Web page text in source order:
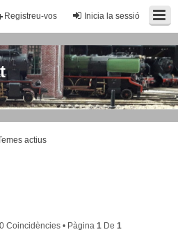
Inicia la sessió
Registreu-vos
actius
Coincidències • Pàgina 1 De 1